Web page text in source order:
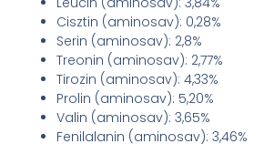
Cisztin (aminosav): 0,28%
Serin (aminosav): 2,8%
Treonin (aminosav): 2,77%
Tirozin (aminosav): 4,33%
Prolin (aminosav): 5,20%
Valin (aminosav): 3,65%
Fenilalanin (aminosav): 3,46%